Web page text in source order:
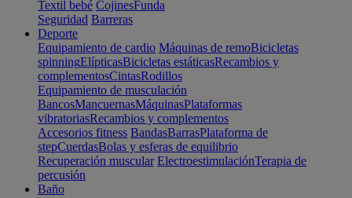
Textil bebé CojinesFunda
Seguridad Barreras
Deporte
Equipamiento de cardio Máquinas de remoBicicletas
spinningElípticasBicicletas estáticasRecambios y
complementosCintasRodillos
Equipamiento de musculación
BancosMancuernasMáquinasPlataformas
vibratoriasRecambios y complementos
Accesorios fitness BandasBarrasPlataforma de
stepCuerdasBolas y esferas de equilibrio
Recuperación muscular ElectroestimulaciónTerapia de
percusión
Baño